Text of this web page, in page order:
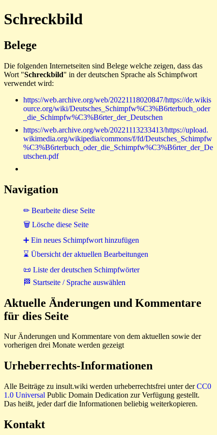
Schreckbild
Belege
Die folgenden Internetseiten sind Belege welche zeigen, dass das
Wort "Schreckbild" in der deutschen Sprache als Schimpfwort
verwendet wird:
https://web.archive.org/web/20221118020847/https://de.wikis
ource.org/wiki/Deutsches_Schimpfw%C3%B6rterbuch_oder
_die_Schimpfw%C3%B6rter_der_Deutschen
https://web.archive.org/web/20221113233413/https://upload.
wikimedia.org/wikipedia/commons/f/fd/Deutsches_Schimpfw
%C3%B6rterbuch_oder_die_Schimpfw%C3%B6rter_der_De
utschen.pdf
Navigation
✏ Bearbeite diese Seite
🗑 Lösche diese Seite
➕ Ein neues Schimpfwort hinzufügen
⌛ Übersicht der aktuellen Bearbeitungen
📜 Liste der deutschen Schimpfwörter
🏁 Startseite / Sprache auswählen
Aktuelle Änderungen und Kommentare
für dies Seite
Nur Änderungen und Kommentare von dem aktuellen sowie der
vorherigen drei Monate werden gezeigt
Urheberrechts-Informationen
Alle Beiträge zu insult.wiki werden urheberrechtsfrei unter derCC0
1.0 Universal Public Domain Dedication zur Verfügung gestellt.
Das heißt, jeder darf die Informationen beliebig weiterkopieren.
Kontakt